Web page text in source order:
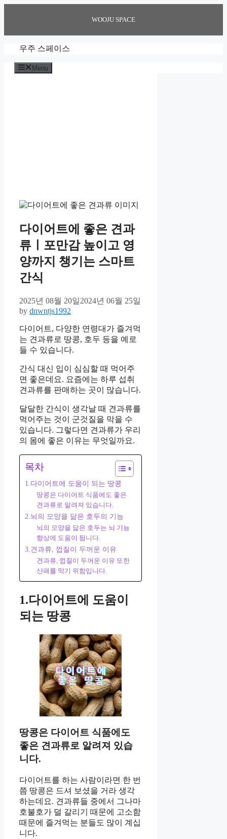
WOOJU SPACE
우주 스페이스
Menu
다이어트에 좋은 견과
류ㅣ포만감 높이고 영
양까지 챙기는 스마트
간식
2025년 08월 20일2024년 06월 25일
by dnwntjs1992
다이어트, 다양한 연령대가 즐겨먹
는 견과류로 땅콩, 호두 등을 예로
들 수 있습니다.
간식 대신 입이 심심할 때 먹어주
면 좋은데요. 요즘에는 하루 섭취
견과류를 판매하는 곳이 많습니다.
달달한 간식이 생각날 때 견과류를
먹어주는 것이 군것질을 막을 수
있습니다. 그렇다면 견과류가 우리
의 몸에 좋은 이유는 무엇일까요.
목차
1.다이어트에 도움이 되는 땅콩
땅콩은 다이어트 식품에도 좋은
견과류로 알려져 있습니다.
2.뇌의 모양을 닮은 호두의 기능
뇌의 모양을 닮은 호두는 뇌 기능
향상에 도움이 됩니다.
3.견과류, 껍질이 두꺼운 이유
견과류, 껍질이 두꺼운 이유 또한
산패를 막기 위함입니다.
1.다이어트에 도움이
되는 땅콩
땅콩은 다이어트 식품에도
좋은 견과류로 알려져 있습
니다.
다이어트를 하는 사람이라면 한 번
쯤 땅콩은 드셔 보셨을 거라 생각
하는데요. 견과류들 중에서 그나마
호불호가 덜 갈리기 때문에 고소함
때문에 즐겨먹는 분들도 많이 계십
니다.